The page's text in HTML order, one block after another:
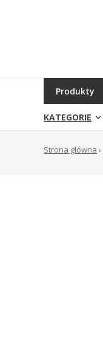
internetowy
Produkty
KATEGORIE
Strona główna ›